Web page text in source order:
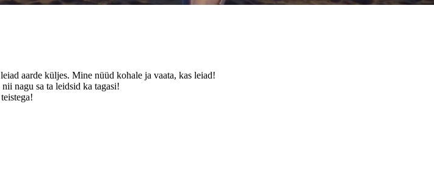
aarde küljes. Mine nüüd kohale ja vaata, kas leiad!
nagu sa ta leidsid ka tagasi!